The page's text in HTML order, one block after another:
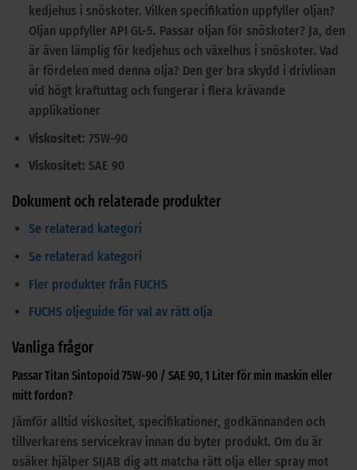
kedjehus i snöskoter. Vilken specifikation uppfyller oljan?
Oljan uppfyller API GL-5. Passar oljan för snöskoter? Ja, den
är även lämplig för kedjehus och växelhus i snöskoter. Vad
är fördelen med denna olja? Den ger bra skydd i drivlinan
vid högt kraftuttag och fungerar i flera krävande
applikationer
Viskositet: 75W-90
Viskositet: SAE 90
Dokument och relaterade produkter
Se relaterad kategori
Se relaterad kategori
Fler produkter från FUCHS
FUCHS oljeguide för val av rätt olja
Vanliga frågor
Passar Titan Sintopoid 75W-90 / SAE 90, 1 Liter för min maskin eller
mitt fordon?
Jämför alltid viskositet, specifikationer, godkännanden och
tillverkarens servicekrav innan du byter produkt. Om du är
osäker hjälper SIJAB dig att matcha rätt olja eller spray mot